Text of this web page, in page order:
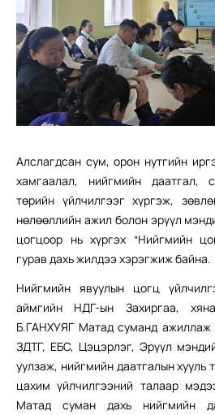
Алслагдсан сум, орон нутгийн
хамгаалал, нийгмийн даатгал,
төрийн үйлчилгээг хүргэж,
нөлөөллийн ажил болон эрүүл
цогцоор нь хүргэх “Нийгмийн
гурав дахь жилдээ хэрэгжиж байна.
Нийгмийн явуулын цогц
аймгийн НДГ-ын Захиргаа,
Б.ГАНХУЯГ Матад суманд
ЗДТГ, ЕБС, Цэцэрлэг, Эрүүл
уулзаж, нийгмийн даатгалын хууль
цахим үйлчилгээний талаар
Матад суман дахь нийгмийн